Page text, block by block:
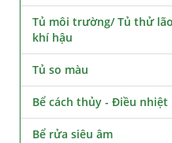
Tủ môi trường/ Tủ thử
khí hậu
Tủ so màu
Bể cách thủy - Điều nhiệt
Bể rửa siêu âm